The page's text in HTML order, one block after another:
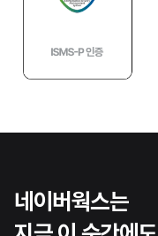
네이버웍스는